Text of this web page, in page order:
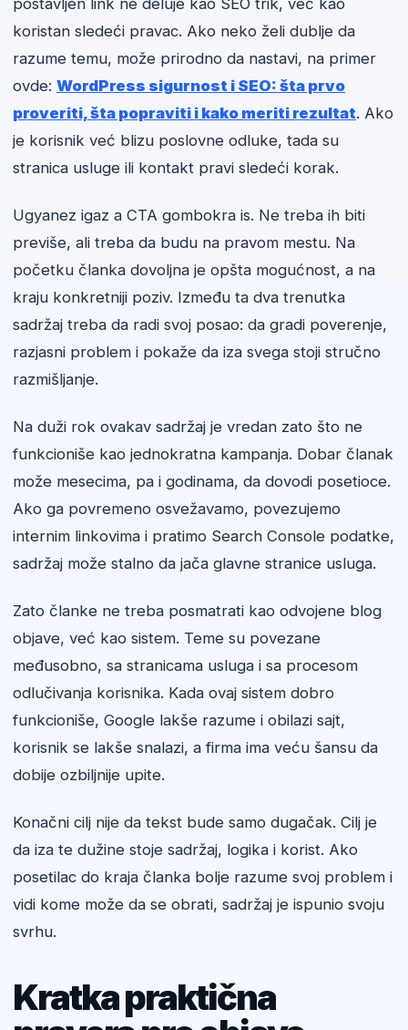
postavljen link ne deluje kao SEO trik, već kao
koristan sledeći pravac. Ako neko želi dublje da
razume temu, može prirodno da nastavi, na primer
ovde: WordPress sigurnost i SEO: šta prvo
proveriti, šta popraviti i kako meriti rezultat. Ako
je korisnik već blizu poslovne odluke, tada su
stranica usluge ili kontakt pravi sledeći korak.
Ugyanez igaz a CTA gombokra is. Ne treba ih biti
previše, ali treba da budu na pravom mestu. Na
početku članka dovoljna je opšta mogućnost, a na
kraju konkretniji poziv. Između ta dva trenutka
sadržaj treba da radi svoj posao: da gradi poverenje,
razjasni problem i pokaže da iza svega stoji stručno
razmišljanje.
Na duži rok ovakav sadržaj je vredan zato što ne
funkcioniše kao jednokratna kampanja. Dobar članak
može mesecima, pa i godinama, da dovodi posetioce.
Ako ga povremeno osvežavamo, povezujemo
internim linkovima i pratimo Search Console podatke,
sadržaj može stalno da jača glavne stranice usluga.
Zato članke ne treba posmatrati kao odvojene blog
objave, već kao sistem. Teme su povezane
međusobno, sa stranicama usluga i sa procesom
odlučivanja korisnika. Kada ovaj sistem dobro
funkcioniše, Google lakše razume i obilazi sajt,
korisnik se lakše snalazi, a firma ima veću šansu da
dobije ozbiljnije upite.
Konačni cilj nije da tekst bude samo dugačak. Cilj je
da iza te dužine stoje sadržaj, logika i korist. Ako
posetilac do kraja članka bolje razume svoj problem i
vidi kome može da se obrati, sadržaj je ispunio svoju
svrhu.
Kratka praktična